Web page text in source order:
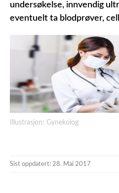
undersøkelse, innvendig
eventuelt ta blodprøver,
Illustrasjon: Gynekolog
Sist oppdatert: 28. Mai 2017